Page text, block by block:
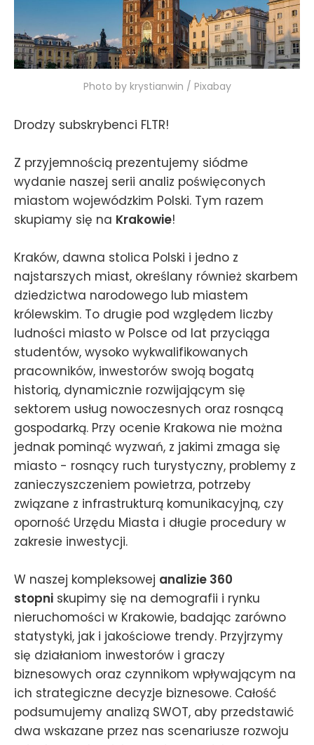
Photo by krystianwin / Pixabay
Drodzy subskrybenci FLTR!
Z przyjemnością prezentujemy siódme
wydanie naszej serii analiz poświęconych
miastom wojewódzkim Polski. Tym razem
skupiamy się na Krakowie!
Kraków, dawna stolica Polski i jedno z
najstarszych miast, określany również skarbem
dziedzictwa narodowego lub miastem
królewskim. To drugie pod względem liczby
ludności miasto w Polsce od lat przyciąga
studentów, wysoko wykwalifikowanych
pracowników, inwestorów swoją bogatą
historią, dynamicznie rozwijającym się
sektorem usług nowoczesnych oraz rosnącą
gospodarką. Przy ocenie Krakowa nie można
jednak pominąć wyzwań, z jakimi zmaga się
miasto - rosnący ruch turystyczny, problemy z
zanieczyszczeniem powietrza, potrzeby
związane z infrastrukturą komunikacyjną, czy
oporność Urzędu Miasta i długie procedury w
zakresie inwestycji.
W naszej kompleksowej analizie 360
stopni skupimy się na demografii i rynku
nieruchomości w Krakowie, badając zarówno
statystyki, jak i jakościowe trendy. Przyjrzymy
się działaniom inwestorów i graczy
biznesowych oraz czynnikom wpływającym na
ich strategiczne decyzje biznesowe. Całość
podsumujemy analizą SWOT, aby przedstawić
dwa wskazane przez nas scenariusze rozwoju